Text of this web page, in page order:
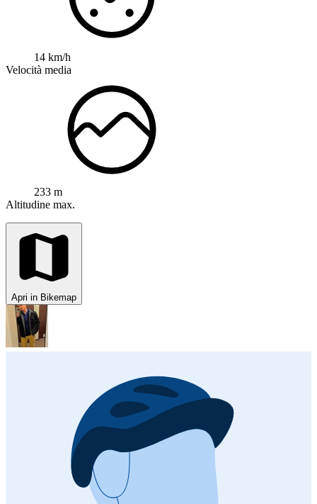
14 km/h
Velocità media
233 m
Altitudine max.
Apri in Bikemap